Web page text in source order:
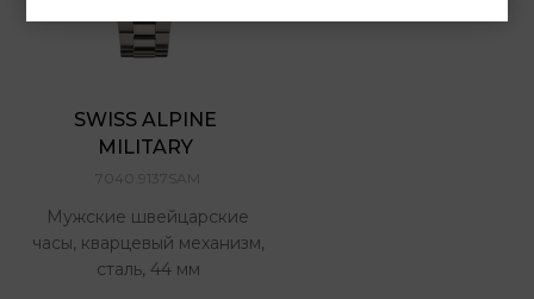
SWISS ALPINE
MILITARY
7040.9137SAM
Мужские швейцарские
часы, кварцевый механизм,
сталь, 44 мм